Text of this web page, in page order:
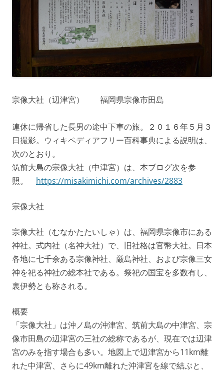
宗像大社（辺津宮） 福岡県宗像市田島
連休に帰省した長男の途中下車の旅。２０１６年５月３
日撮影。ウィキペディアフリー百科事典による説明は、
次のとおり。
筑前大島の宗像大社（中津宮）は、本ブログ次を参
照。 https://misakimichi.com/archives/2883
宗像大社
宗像大社（むなかたたいしゃ）は、福岡県宗像市にある
神社。式内社（名神大社）で、旧社格は官幣大社。日本
各地に七千余ある宗像神社、厳島神社、および宗像三女
神を祀る神社の総本社である。祭祀の国宝を多数有し、
裏伊勢とも称される。
概要
「宗像大社」は沖ノ島の沖津宮、筑前大島の中津宮、宗
像市田島の辺津宮の三社の総称であるが、現在では辺津
宮のみを指す場合も多い。地図上で辺津宮から11km離
れた中津宮、さらに49km離れた沖津宮を線で結ぶと、